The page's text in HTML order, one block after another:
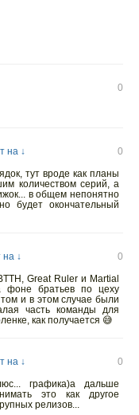
0
на ↓
0
тут вроде как планы
количеством серий, а
в общем непонятно
будет окончательный
на ↓
0
Great Ruler и Martial
фоне братьев по цеху
и в этом случае были
часть команды для
как получается 😅
на ↓
0
графика)а дальше
это как другое
релизов...